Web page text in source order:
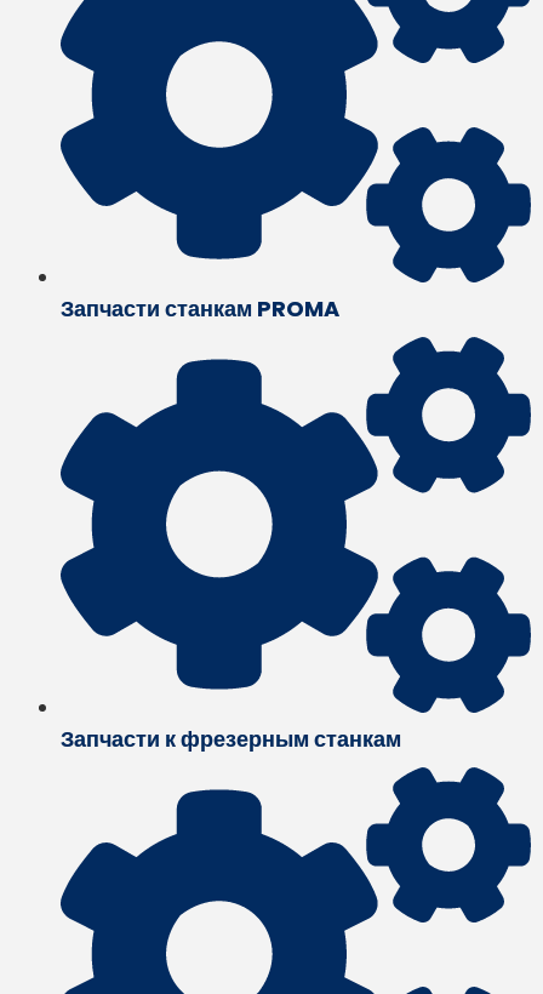
Запчасти станкам PROMA
Запчасти к фрезерным станкам